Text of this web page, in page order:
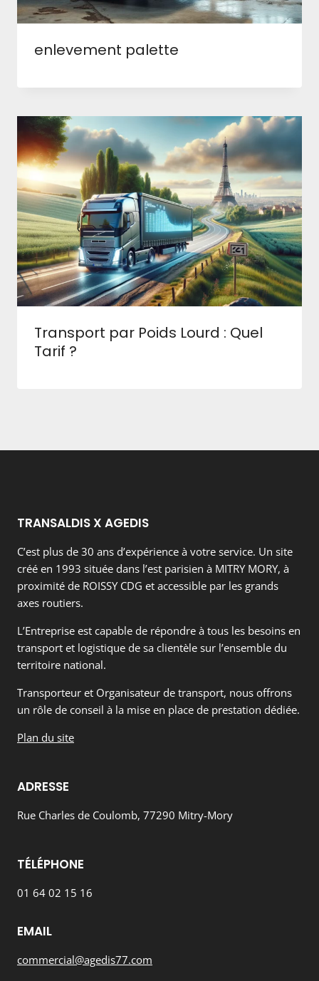
enlevement palette
Transport par Poids Lourd : Quel
Tarif ?
TRANSALDIS X AGEDIS
C’est plus de 30 ans d’expérience à votre service. Un site
créé en 1993 située dans l’est parisien à MITRY MORY, à
proximité de ROISSY CDG et accessible par les grands
axes routiers.
L’Entreprise est capable de répondre à tous les besoins en
transport et logistique de sa clientèle sur l’ensemble du
territoire national.
Transporteur et Organisateur de transport, nous offrons
un rôle de conseil à la mise en place de prestation dédiée.
Plan du site
ADRESSE
Rue Charles de Coulomb, 77290 Mitry-Mory
TÉLÉPHONE
01 64 02 15 16
EMAIL
commercial@agedis77.com